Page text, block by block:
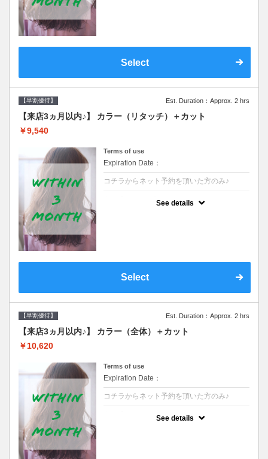
Select
【早割優待】 Est. Duration：Approx. 2 hrs
【来店3ヵ月以内♪】 カラー（リタッチ）＋カット
￥9,540
Terms of use
Expiration Date：
コチラからネット予約を頂いた方のみ♪
See details
Select
【早割優待】 Est. Duration：Approx. 2 hrs
【来店3ヵ月以内♪】 カラー（全体）＋カット
￥10,620
Terms of use
Expiration Date：
コチラからネット予約を頂いた方のみ♪
See details